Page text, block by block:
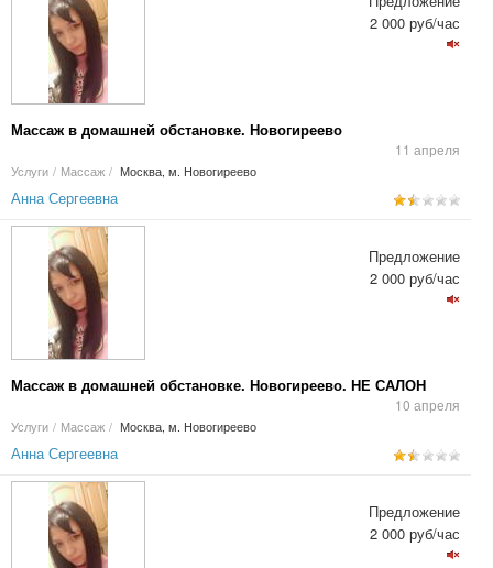
Массаж в домашней обстановке. Новогиреево
11 апреля
Услуги / Массаж / Москва, м. Новогиреево
2 000 руб/час
Анна Сергеевна
Массаж в домашней обстановке. Новогиреево. НЕ САЛОН
10 апреля
Услуги / Массаж / Москва, м. Новогиреево
Предложение
2 000 руб/час
Анна Сергеевна
Предложение
2 000 руб/час